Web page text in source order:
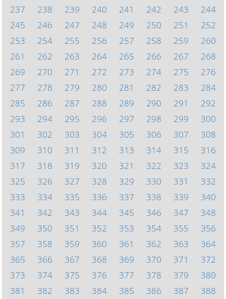
237
238 239 240 241 242 243
244
245
246 247 248 249 250 251
252
253
254 255 256 257 258 259
260
261
262 263 264 265 266 267
268
269
270 271 272 273 274 275
276
277
278 279 280 281 282 283
284
285
286 287 288 289 290 291
292
293
294 295 296 297 298 299
300
301
302 303 304 305 306 307
308
309
310 311 312 313 314 315
316
317
318 319 320 321 322 323
324
325
326 327 328 329 330 331
332
333
334 335 336 337 338 339
340
341
342 343 344 345 346 347
348
349
350 351 352 353 354 355
356
357
358 359 360 361 362 363
364
365
366 367 368 369 370 371
372
373
374 375 376 377 378 379
380
381
382 383 384 385 386 387 388